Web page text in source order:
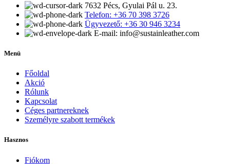
7632 Pécs, Gyulai Pál u. 23.
Telefon: +36 70 398 3726
Ügyvezető: +36 30 946 3234
E-mail: info@sustainleather.com
Menü
Főoldal
Akció
Rólunk
Kapcsolat
Céges partnereknek
Személyre szabott termékek
Hasznos
Fiókom